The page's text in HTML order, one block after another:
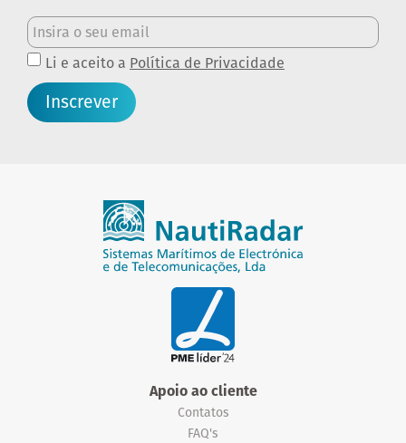
Li e aceito a Política de Privacidade
Inscrever
Apoio ao cliente
Contatos
FAQ's